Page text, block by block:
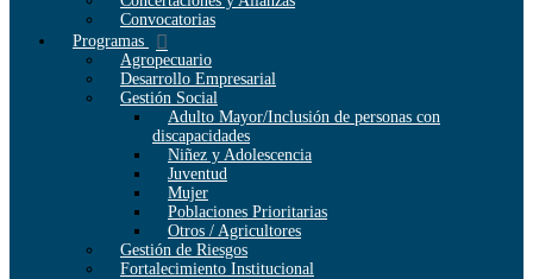
Convocatorias
Programas
Agropecuario
Desarrollo Empresarial
Gestión Social
Adulto Mayor/Inclusión de personas con
discapacidades
Niñez y Adolescencia
Juventud
Mujer
Poblaciones Prioritarias
Otros / Agricultores
Gestión de Riesgos
Fortalecimiento Institucional